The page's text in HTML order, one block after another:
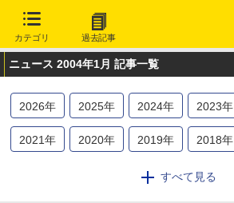
カテゴリ 過去記事
ニュース 2004年1月 記事一覧
2026年 2025年 2024年 2023年
2021年 2020年 2019年 2018年
2014年 2013
すべて見る